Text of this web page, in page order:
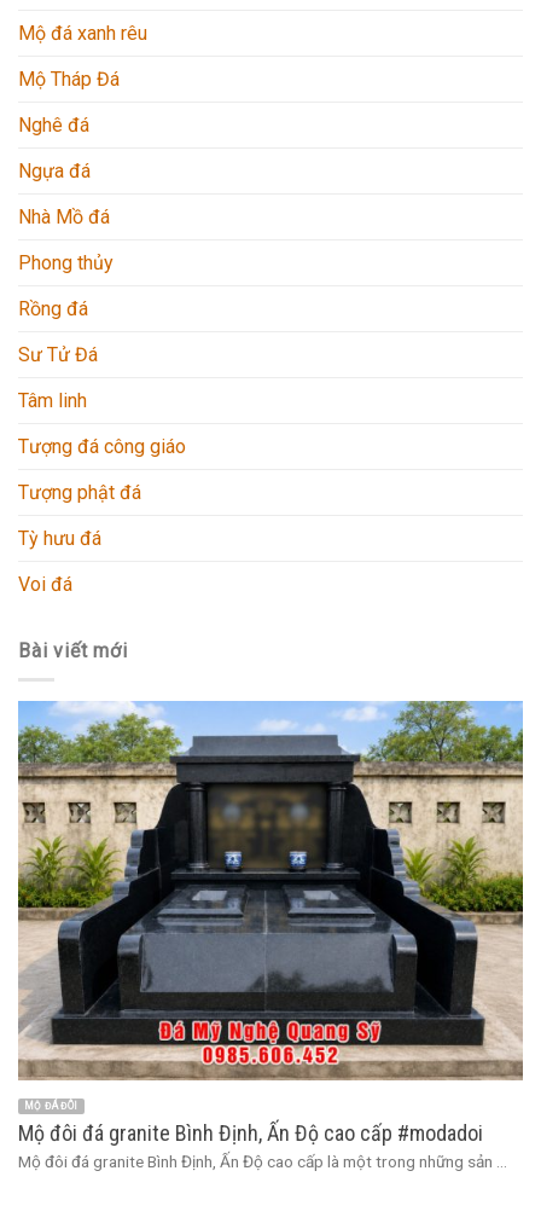
Mộ đá xanh rêu
Mộ Tháp Đá
Nghê đá
Ngựa đá
Nhà Mồ đá
Phong thủy
Rồng đá
Sư Tử Đá
Tâm linh
Tượng đá công giáo
Tượng phật đá
Tỳ hưu đá
Voi đá
Bài viết mới
MỘ ĐÁ ĐÔI
Mộ đôi đá granite Bình Định, Ấn Độ cao cấp #modadoi
Mộ đôi đá granite Bình Định, Ấn Độ cao cấp là một trong những sản ...